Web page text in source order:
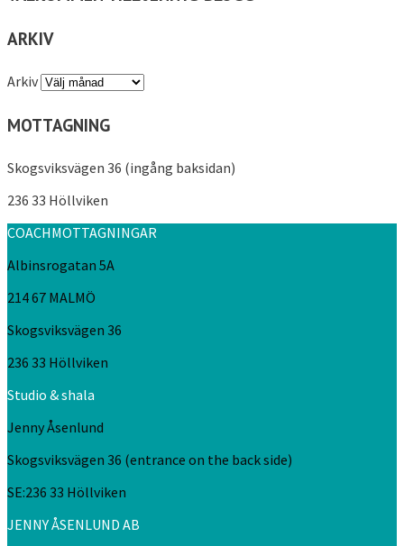
ARKIV
Arkiv
MOTTAGNING
Skogsviksvägen 36 (ingång baksidan)
236 33 Höllviken
COACHMOTTAGNINGAR
Albinsrogatan 5A
214 67 MALMÖ
Skogsviksvägen 36
236 33 Höllviken
Studio & shala
Jenny Åsenlund
Skogsviksvägen 36 (entrance on the back side)
SE:236 33 Höllviken
JENNY ÅSENLUND AB